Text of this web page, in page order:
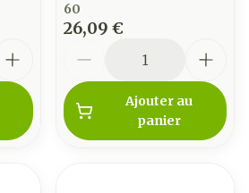
60
26,09 €
Ajouter au
panier